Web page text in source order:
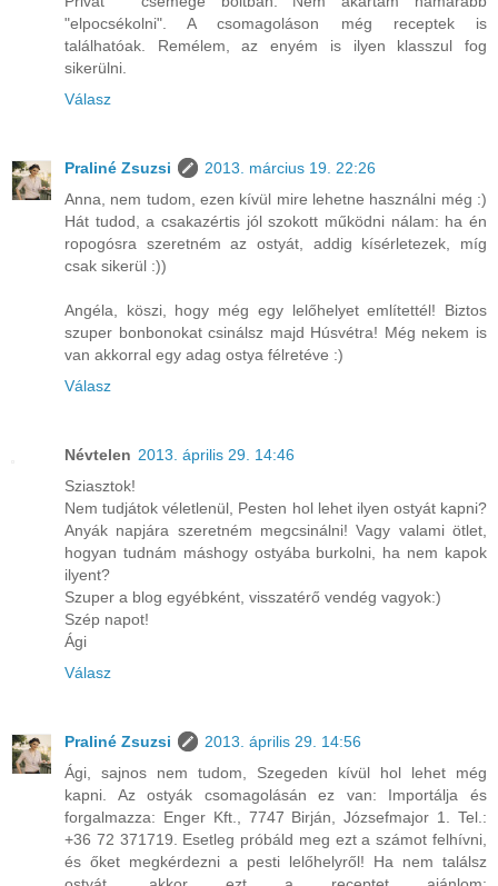
"elpocsékolni". A csomagoláson még receptek is
találhatóak. Remélem, az enyém is ilyen klasszul fog
sikerülni.
Válasz
Praliné Zsuzsi
2013. március 19. 22:26
Anna, nem tudom, ezen kívül mire lehetne használni még :)
Hát tudod, a csakazértis jól szokott működni nálam: ha én
ropogósra szeretném az ostyát, addig kísérletezek, míg
csak sikerül :))
Angéla, köszi, hogy még egy lelőhelyet említettél! Biztos
szuper bonbonokat csinálsz majd Húsvétra! Még nekem is
van akkorral egy adag ostya félretéve :)
Válasz
Névtelen 2013. április 29. 14:46
Sziasztok!
Nem tudjátok véletlenül, Pesten hol lehet ilyen ostyát kapni?
Anyák napjára szeretném megcsinálni! Vagy valami ötlet,
hogyan tudnám máshogy ostyába burkolni, ha nem kapok
ilyent?
Szuper a blog egyébként, visszatérő vendég vagyok:)
Szép napot!
Ági
Válasz
Praliné Zsuzsi
2013. április 29. 14:56
Ági, sajnos nem tudom, Szegeden kívül hol lehet még
kapni. Az ostyák csomagolásán ez van: Importálja és
forgalmazza: Enger Kft., 7747 Birján, Józsefmajor 1. Tel.:
+36 72 371719. Esetleg próbáld meg ezt a számot felhívni,
és őket megkérdezni a pesti lelőhelyről! Ha nem találsz